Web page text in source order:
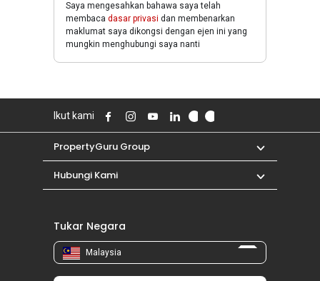
Saya mengesahkan bahawa saya telah
membaca dasar privasi dan membenarkan
maklumat saya dikongsi dengan ejen ini yang
mungkin menghubungi saya nanti
Ikut kami
PropertyGuru Group
Hubungi Kami
Tukar Negara
Malaysia